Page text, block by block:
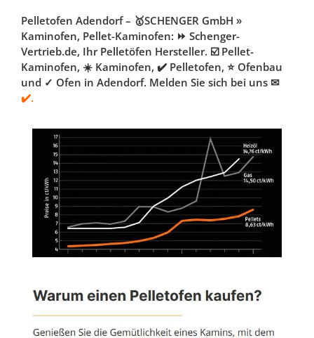
Pelletofen Adendorf – 🥇SCHENGER GmbH »
Kaminofen, Pellet-Kaminofen: ⏩ Schenger-
Vertrieb.de, Ihr Pelletöfen Hersteller. ☑️ Pellet-
Kaminofen, ☀️ Kaminofen, ✔️ Pelletofen, ⭐ Ofenbau
und ✓ Ofen in Adendorf. Melden Sie sich bei uns ✉
✔️.